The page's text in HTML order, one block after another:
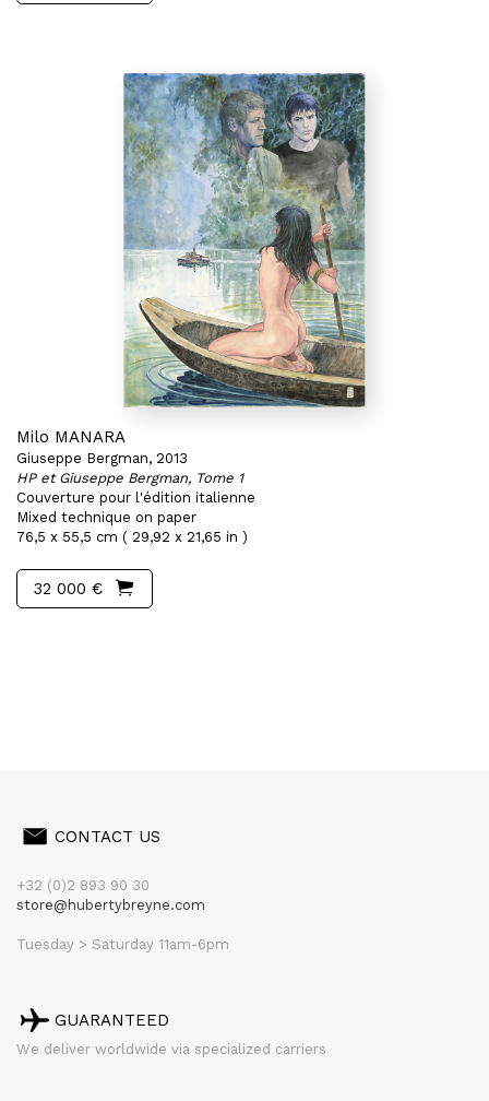
Milo MANARA
Giuseppe Bergman, 2013
HP et Giuseppe Bergman, Tome 1
Couverture pour l'édition italienne
Mixed technique on paper
76,5 x 55,5 cm ( 29,92 x 21,65 in )
32 000 €
CONTACT US
+32 (0)2 893 90 30
store@hubertybreyne.com
Tuesday > Saturday 11am-6pm
GUARANTEED
We deliver worldwide via specialized carriers